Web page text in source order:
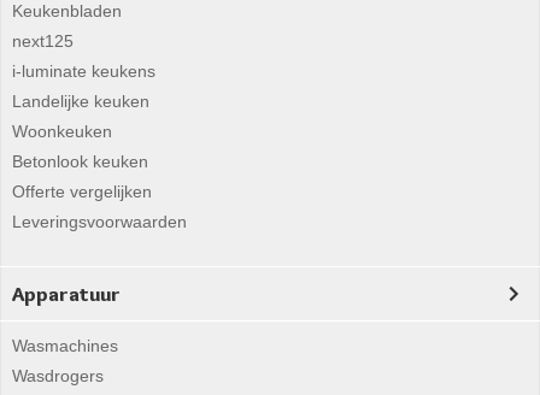
Keukenbladen
next125
i-luminate keukens
Landelijke keuken
Woonkeuken
Betonlook keuken
Offerte vergelijken
Leveringsvoorwaarden
Apparatuur
Wasmachines
Wasdrogers